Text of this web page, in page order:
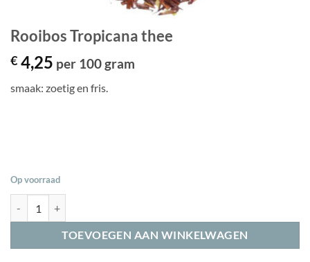
Rooibos Tropicana thee
€ 4,25 per 100 gram
smaak: zoetig en fris.
Op voorraad
TOEVOEGEN AAN WINKELWAGEN